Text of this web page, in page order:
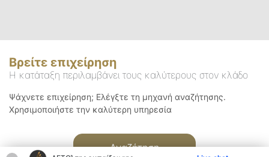
Βρείτε επιχείρηση
Η κατάταξη περιλαμβάνει τους καλύτερους στον κλάδο
Ψάχνετε επιχείρηση; Ελέγξτε τη μηχανή αναζήτησης.
Χρησιμοποιήστε την καλύτερη υπηρεσία
Αναζήτηση